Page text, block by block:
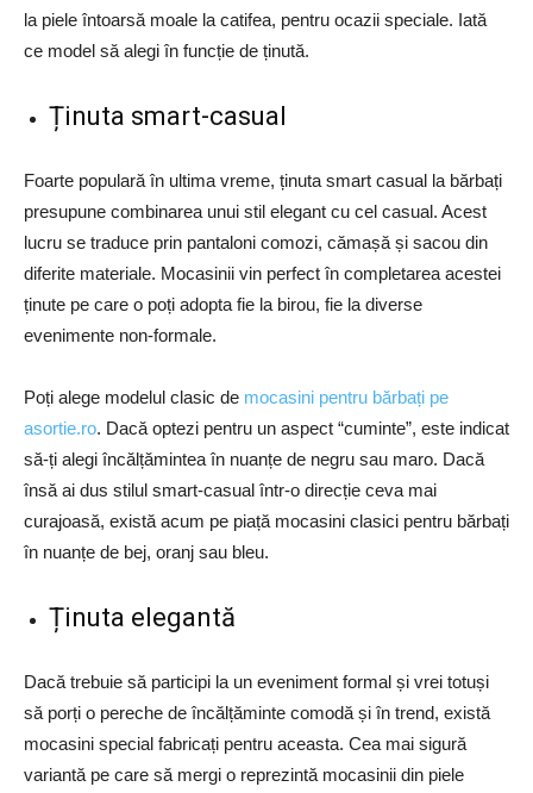
la piele întoarsă moale la catifea, pentru ocazii speciale. Iată
ce model să alegi în funcție de ținută.
Ținuta smart-casual
Foarte populară în ultima vreme, ținuta smart casual la bărbați
presupune combinarea unui stil elegant cu cel casual. Acest
lucru se traduce prin pantaloni comozi, cămașă și sacou din
diferite materiale. Mocasinii vin perfect în completarea acestei
ținute pe care o poți adopta fie la birou, fie la diverse
evenimente non-formale.
Poți alege modelul clasic de mocasini pentru bărbați pe
asortie.ro. Dacă optezi pentru un aspect “cuminte”, este indicat
să-ți alegi încălțămintea în nuanțe de negru sau maro. Dacă
însă ai dus stilul smart-casual într-o direcție ceva mai
curajoasă, există acum pe piață mocasini clasici pentru bărbați
în nuanțe de bej, oranj sau bleu.
Ținuta elegantă
Dacă trebuie să participi la un eveniment formal și vrei totuși
să porți o pereche de încălțăminte comodă și în trend, există
mocasini special fabricați pentru aceasta. Cea mai sigură
variantă pe care să mergi o reprezintă mocasinii din piele